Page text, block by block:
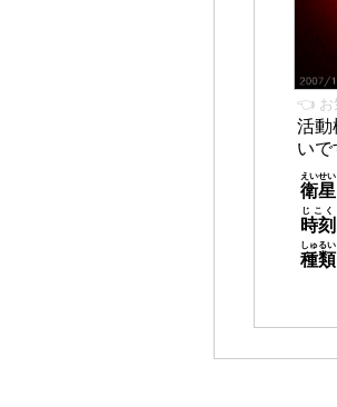
👈 お
活動
いで
衛星
えいせい
時刻
じこく
種類
しゅるい